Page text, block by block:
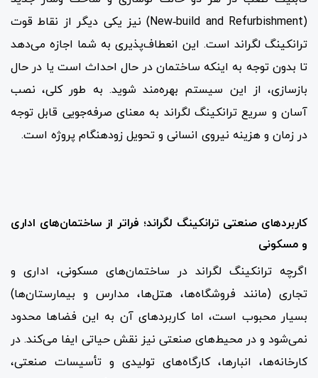
(New‑build and Refurbishment) نیز یکی دیگر از نقاط قوت
ترانکینگ لگراند است. این انعطاف‌پذیری به شما اجازه می‌دهد
تا بدون توجه به اینکه ساختمان در حال احداث است یا در حال
بازسازی، از این سیستم بهره‌مند شوید. به طور کلی، نصب
آسان و سریع ترانکینگ لگراند به معنای صرفه‌جویی قابل توجه
در زمان و هزینه نیروی انسانی و تحویل زودهنگام پروژه است.
کاربردهای صنعتی ترانکینگ لگراند؛ فراتر از ساختمان‌های اداری
و مسکونی
اگرچه ترانکینگ لگراند در ساختمان‌های مسکونی، اداری و
تجاری (مانند فروشگاه‌ها، هتل‌ها، مدارس و بیمارستان‌ها)
بسیار محبوب است، اما کاربردهای آن به این فضاها محدود
نمی‌شود و در محیط‌های صنعتی نیز نقش حیاتی ایفا می‌کند. در
کارخانه‌ها، انبارها، کارگاه‌های تولیدی و تأسیسات صنعتی،